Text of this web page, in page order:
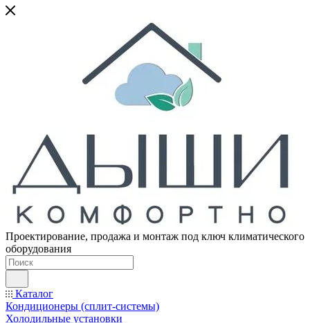
Проектирование, продажа и монтаж под ключ климатического
оборудования
Каталог
Кондиционеры (сплит-системы)
Холодильные установки